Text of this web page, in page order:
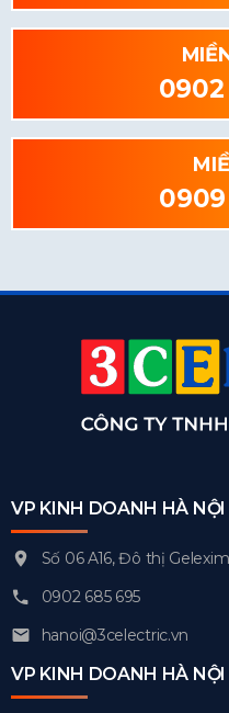
0902
0909
VP KINH DOANH HÀ NỘI
Số 06 A16, Đô thị
0902 685 695
hanoi@3celectric.vn
VP KINH DOANH HÀ NỘI